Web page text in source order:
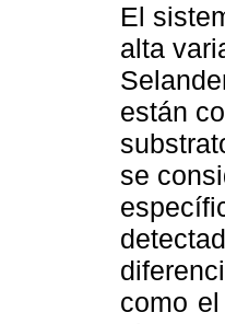
El
alta
están
se
como